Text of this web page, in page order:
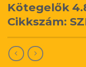
Kötegelők
Cikkszám: